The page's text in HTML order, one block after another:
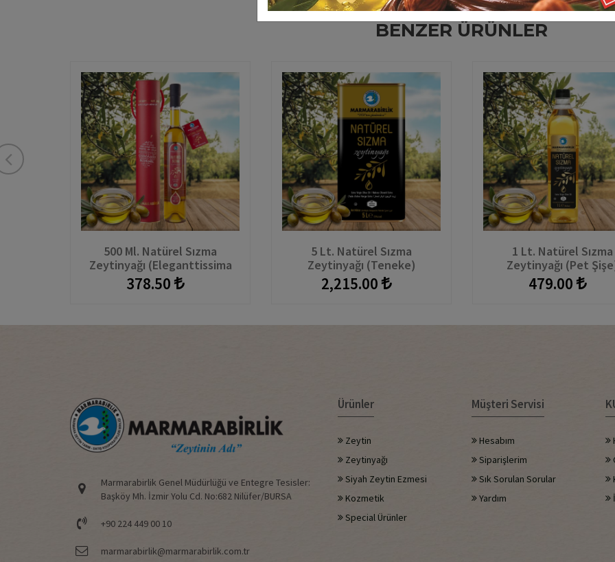
BENZER ÜRÜNLER
500 Ml. Natürel Sızma
Zeytinyağı (Eleganttissima
Şişe+Kutu)
378.50
5 Lt. Natürel Sızma
Zeytinyağı (Teneke)
2,215.00
1 Lt. Natürel Sızma
Zeytinyağı (Pet
479.00
Marmarabirlik Genel Müdürlüğü ve Entegre Tesisler:
Başköy Mh. İzmir Yolu Cd. No:682 Nilüfer/BURSA
+90 224 449 00 10
marmarabirlik@marmarabirlik.com.tr
Ürünler
Zeytin
Zeytinyağı
Siyah Zeytin Ezmesi
Kozmetik
Special Ürünler
Müşteri Servisi
Hesabım
Siparişlerim
Sık Sorulan Sorular
Yardım